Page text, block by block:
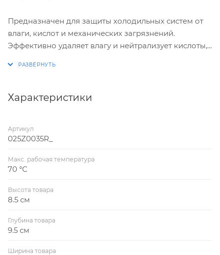
Предназначен для защиты холодильных систем от
влаги, кислот и механических загрязнений.
Эффективно удаляет влагу и нейтрализует кислоты,
Характеристики
Артикул
025Z0035R_
Макс. рабочая температура
70 °С
Высота товара
8.5 см
Глубина товара
9.5 см
Ширина товара